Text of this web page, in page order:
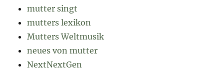
mutter singt
mutters lexikon
Mutters Weltmusik
neues von mutter
NextNextGen